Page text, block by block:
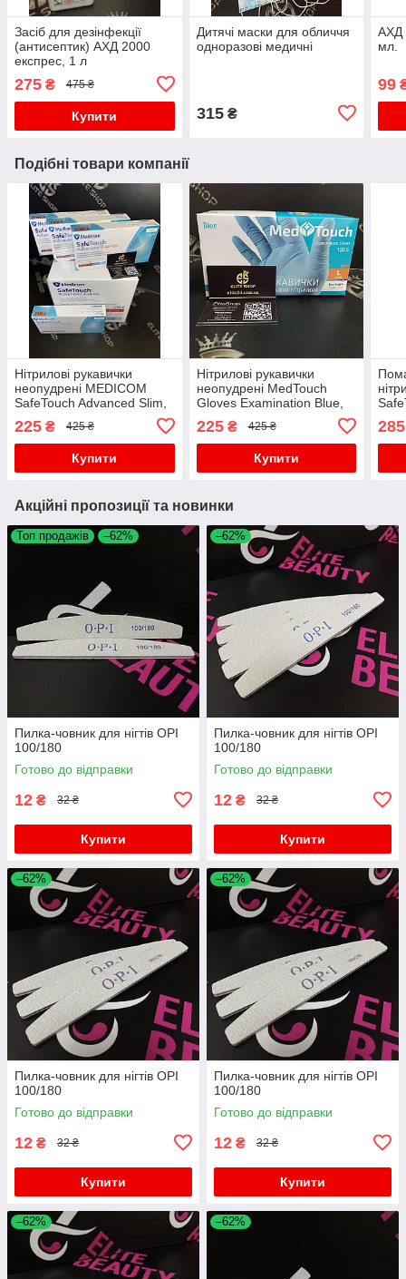
Засіб для дезінфекції
(антисептик) АХД 2000
експрес, 1 л
275 ₴ 475 ₴
Купити
Дитячі маски для обличчя
одноразові медичні
315₴
АХД
мл.
99
Подібні товари компанії
Нітрилові рукавички
неопудрені MEDICOM
SafeTouch Advanced Slim,
розміри S, M і L, 100 шт/
уп.
225 ₴ 425 ₴
Купити
Нітрилові рукавички
неопудрені MedTouch
Gloves Examination Blue,
розміри S, M і L, 100 шт/
уп.
225₴ 425 ₴
Купити
285
Акційні пропозиції та новинки
Топ продажів –62%
Пилка-човник для нігтів OPI
100/180
Готово до відправки
12 ₴ 32 ₴
Купити
–62%
Пилка-човник для нігтів OPI
100/180
Готово до відправки
12 ₴ 32 ₴
Купити
–62%
Пилка-човник для нігтів OPI
100/180
Готово до відправки
12 ₴ 32 ₴
Купити
–62%
Пилка-човник для нігтів OPI
100/180
Готово до відправки
12 ₴ 32 ₴
Купити
–62% –62%